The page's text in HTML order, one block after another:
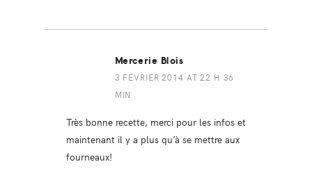
Mercerie Blois
3 FÉVRIER 2014 AT 22 H 36
MIN
Très bonne recette, merci pour les infos et
maintenant il y a plus qu’à se mettre aux
fourneaux!